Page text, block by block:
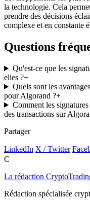
la technologie. Cela
prendre des décisions
complexe et en constante
Questions
Qu'est-ce que les
elles ?+
Quels sont les
pour Algorand ?+
Comment les
des transactions sur
Partager
LinkedIn X / Twitter
C
La rédaction
Rédaction spécialisée